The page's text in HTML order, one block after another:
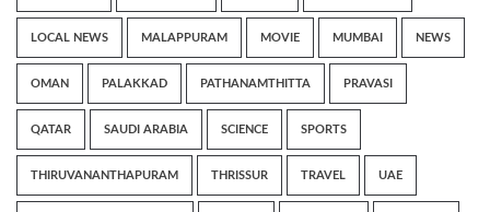
LOCAL NEWS MALAPPURAM MOVIE MUMBAI NEWS
OMAN PALAKKAD PATHANAMTHITTA PRAVASI
QATAR SAUDI ARABIA SCIENCE SPORTS
THIRUVANANTHAPURAM THRISSUR TRAVEL UAE